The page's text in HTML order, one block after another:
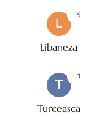
L
Libaneza
5
T
Turceasca
3